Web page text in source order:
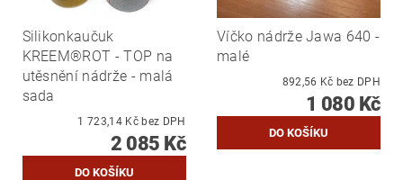
Silikonkaučuk
KREEM®ROT - TOP na
utěsnění nádrže - malá
sada
1 723,14 Kč bez DPH
2 085 Kč
Víčko nádrže Jawa 640 -
malé
892,56 Kč bez DPH
1 080 Kč